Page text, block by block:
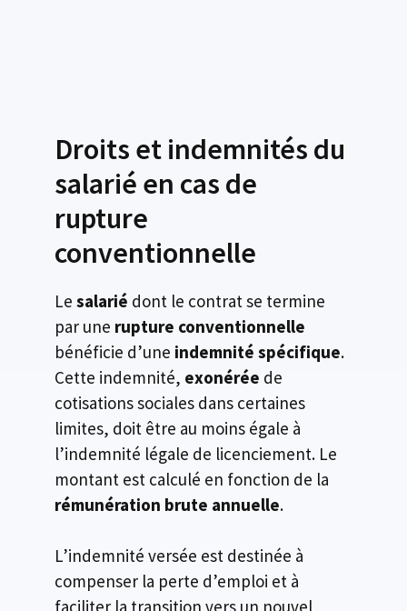
Droits et indemnités du
salarié en cas de
rupture
conventionnelle
Le salarié dont le contrat se termine
par une rupture conventionnelle
bénéficie d’une indemnité spécifique.
Cette indemnité, exonérée de
cotisations sociales dans certaines
limites, doit être au moins égale à
l’indemnité légale de licenciement. Le
montant est calculé en fonction de la
rémunération brute annuelle.
L’indemnité versée est destinée à
compenser la perte d’emploi et à
faciliter la transition vers un nouvel